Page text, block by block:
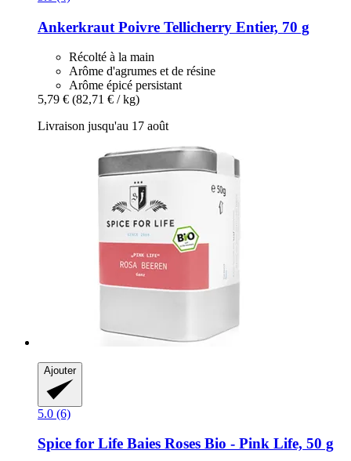
Ankerkraut Poivre Tellicherry Entier, 70 g
Récolté à la main
Arôme d'agrumes et de résine
Arôme épicé persistant
5,79 € (82,71 € / kg)
Livraison jusqu'au 17 août
Ajouter
5.0 (6)
Spice for Life Baies Roses Bio -​ Pink Life, 50 g